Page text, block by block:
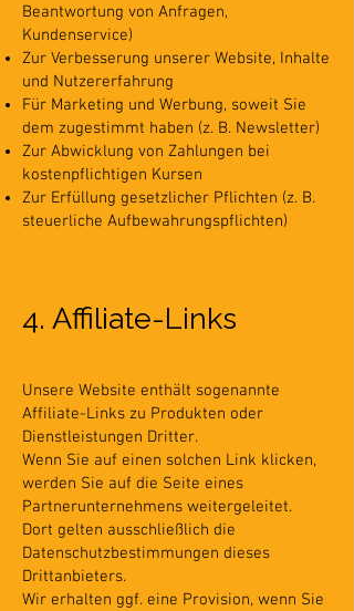
Beantwortung von Anfragen,
Kundenservice)
Zur Verbesserung unserer Website, Inhalte
und Nutzererfahrung
Für Marketing und Werbung, soweit Sie
dem zugestimmt haben (z. B. Newsletter)
Zur Abwicklung von Zahlungen bei
kostenpflichtigen Kursen
Zur Erfüllung gesetzlicher Pflichten (z. B.
steuerliche Aufbewahrungspflichten)
4. Affiliate-Links
Unsere Website enthält sogenannte
Affiliate-Links zu Produkten oder
Dienstleistungen Dritter.
Wenn Sie auf einen solchen Link klicken,
werden Sie auf die Seite eines
Partnerunternehmens weitergeleitet.
Dort gelten ausschließlich die
Datenschutzbestimmungen dieses
Drittanbieters.
Wir erhalten ggf. eine Provision, wenn Sie